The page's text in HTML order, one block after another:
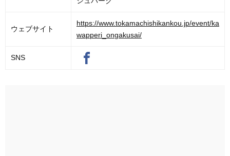
ウェブサイト
https://www.tokamachishikankou.jp/event/ka
wapperi_ongakusai/
SNS